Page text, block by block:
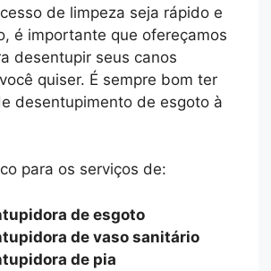
de limpeza seja rápido e
é importante que ofereçamos
desentupir seus canos
quiser. É sempre bom ter
desentupimento de esgoto à
para os serviços de:
de esgoto
de vaso sanitário
de pia